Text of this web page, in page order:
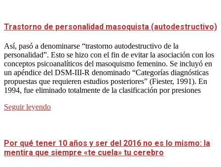
Trastorno de personalidad masoquista (autodestructivo)
Así, pasó a denominarse “trastorno autodestructivo de la
personalidad”. Esto se hizo con el fin de evitar la asociación con los
conceptos psicoanalíticos del masoquismo femenino. Se incluyó en
un apéndice del DSM-III-R denominado “Categorías diagnósticas
propuestas que requieren estudios posteriores” (Fiester, 1991). En
1994, fue eliminado totalmente de la clasificación por presiones
Seguir leyendo
Por qué tener 10 años y ser del 2016 no es lo mismo: la
mentira que siempre «te cuela» tu cerebro